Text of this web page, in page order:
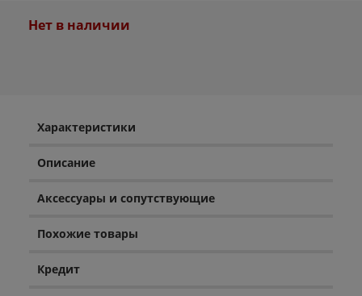
Нет в наличии
Характеристики
Описание
Аксессуары и сопутствующие
Похожие товары
Кредит